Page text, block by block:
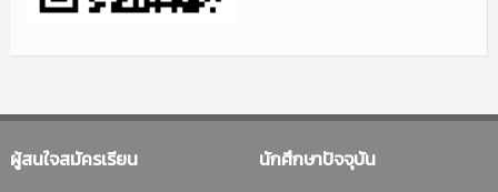
ผู้สนใจสมัครเรียน นักศึกษาปัจจุบัน